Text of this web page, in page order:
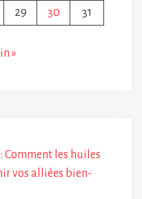
29 30 31
»
les huiles
vos alliées bien-